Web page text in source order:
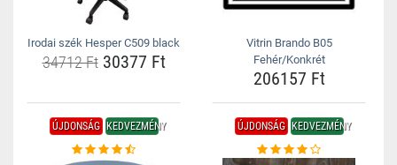
Irodai szék Hesper C509 black
34712 Ft30377 Ft
Vitrin Brando B05
Fehér/Konkrét
206157 Ft
ÚJDONSÁG KEDVEZMÉNY ÚJDONSÁG KEDVEZMÉNY